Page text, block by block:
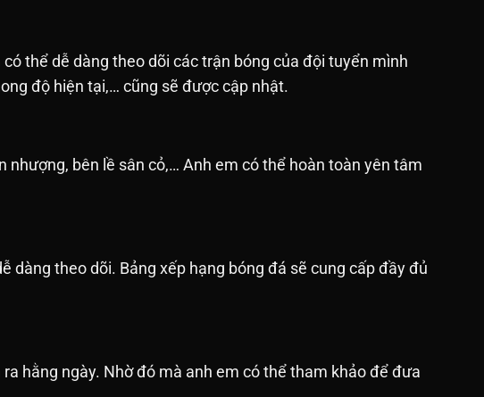
thể dễ dàng theo dõi các trận bóng của đội tuyển mình
độ hiện tại,… cũng sẽ được cập nhật.
bên lề sân cỏ,… Anh em có thể hoàn toàn yên tâm
dàng theo dõi. Bảng xếp hạng bóng đá sẽ cung cấp đầy đủ
hằng ngày. Nhờ đó mà anh em có thể tham khảo để đưa